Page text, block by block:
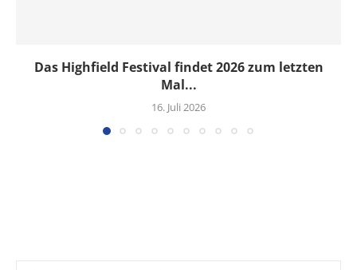
Das Highfield Festival findet 2026 zum letzten
Mal...
16. Juli 2026